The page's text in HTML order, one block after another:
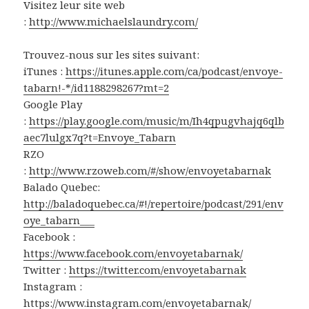
Visitez leur site web
:http://www.michaelslaundry.com/
Trouvez-nous sur les sites suivant:
iTunes :https://itunes.apple.com/ca/podcast/envoye-
tabarn!-*/id1188298267?mt=2
Google Play
:https://play.google.com/music/m/Ih4qpugvhajq6qlb
aec7lulgx7q?t=Envoye_Tabarn
RZO
:http://www.rzoweb.com/#/show/envoyetabarnak
Balado Quebec:
http://baladoquebec.ca/#!/repertoire/podcast/291/env
oye_tabarn___
Facebook :
https://www.facebook.com/envoyetabarnak/
Twitter :https://twitter.com/envoyetabarnak
Instagram :
https://www.instagram.com/envoyetabarnak/